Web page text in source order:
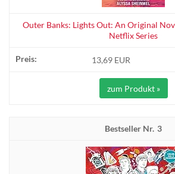
Outer Banks: Lights Out: An Original
Netflix Series
13,69 EUR
zum Produkt »
3